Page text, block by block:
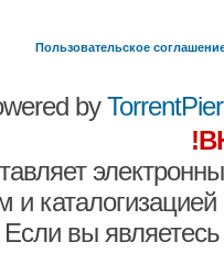
Пользовательское
by
и
вы являетесь